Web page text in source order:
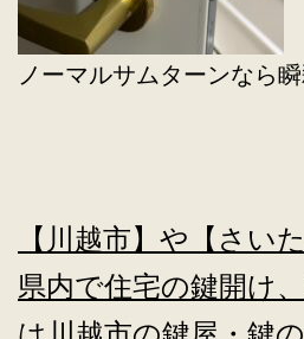
ノーマルサムターンなら瞬
【川越市】や【さい
県内で住宅の鍵開け